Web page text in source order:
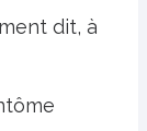
dit, à